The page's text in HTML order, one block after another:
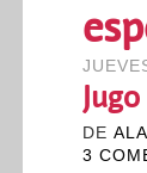
DE
3